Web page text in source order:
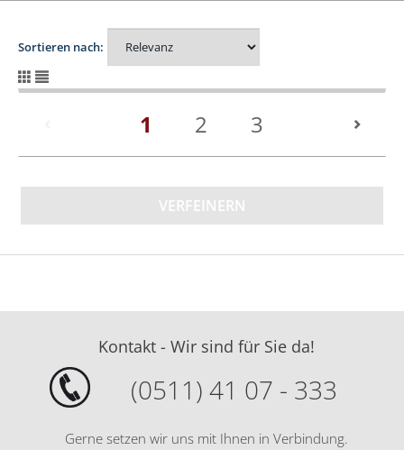
Sortieren nach:
1 (current)
2 3
VERFEINERN
Kontakt - Wir sind für Sie da!
(0511) 41 07 - 333
Gerne setzen wir uns mit Ihnen in Verbindung.